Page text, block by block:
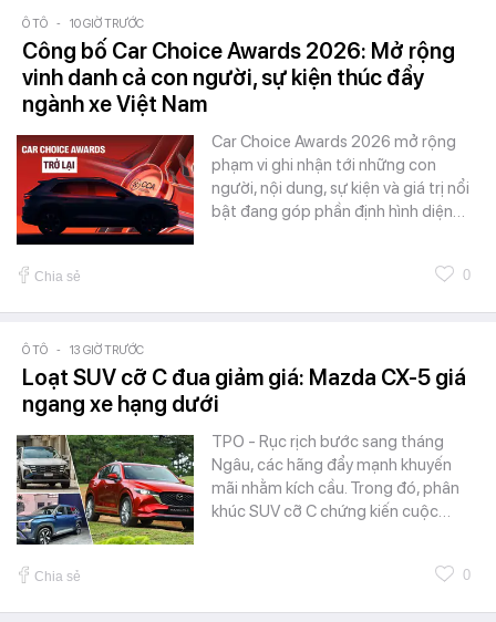
Ô TÔ - 10 GIỜ TRƯỚC
Công bố Car Choice Awards 2026: Mở rộng
vinh danh cả con người, sự kiện thúc đẩy
ngành xe Việt Nam
Car Choice Awards 2026 mở rộng
phạm vi ghi nhận tới những con
người, nội dung, sự kiện và giá trị nổi
bật đang góp phần định hình diện…
Chia sẻ 0
Ô TÔ - 13 GIỜ TRƯỚC
Loạt SUV cỡ C đua giảm giá: Mazda CX-5 giá
ngang xe hạng dưới
TPO - Rục rịch bước sang tháng
Ngâu, các hãng đẩy mạnh khuyến
mãi nhằm kích cầu. Trong đó, phân
khúc SUV cỡ C chứng kiến cuộc…
Chia sẻ 0